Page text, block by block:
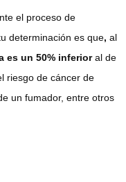
el proceso de
determinación es que, al
es un 50% inferioral de
riesgo de cáncer de
un fumador, entre otros